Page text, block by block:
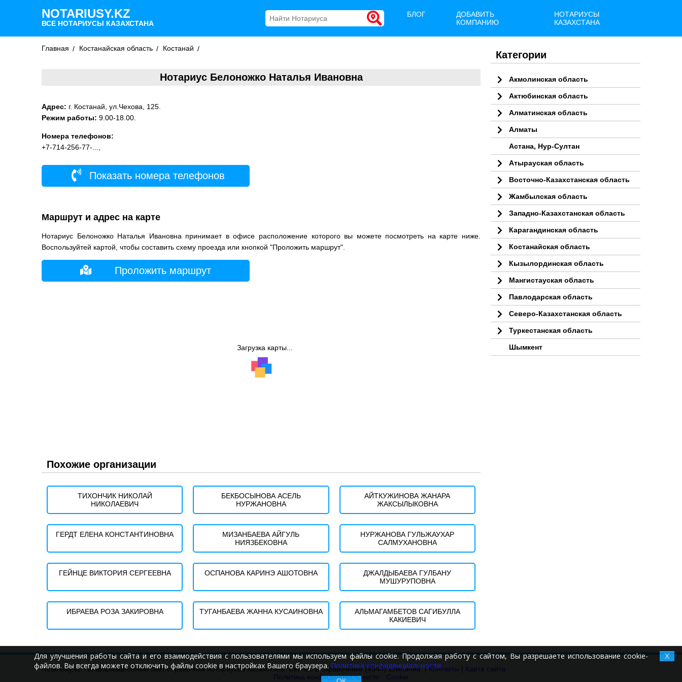
NOTARIUSY.KZ
ВСЕ НОТАРИУСЫ КАЗАХСТАНА
БЛОГ
ДОБАВИТЬ
КОМПАНИЮ
НОТАРИУСЫ
КАЗАХСТАНА
Главная Костанайская область Костанай
Нотариус Белоножко Наталья Ивановна
Адрес: г. Костанай, ул.Чехова, 125.
Режим работы: 9.00-18.00.
Номера телефонов:
+7-714-256-77-...,
Показать номера телефонов
Маршрут и адрес на карте
Нотариус Белоножко Наталья Ивановна принимает в офисе расположение которого вы можете посмотреть на карте ниже.
Воспользуйтей картой, чтобы составить схему проезда или кнопкой "Проложить маршрут".
Проложить маршрут
Загрузка карты...
Похожие организации
ТИХОНЧИК НИКОЛАЙ
НИКОЛАЕВИЧ
БЕКБОСЫНОВА АСЕЛЬ
НУРЖАНОВНА
АЙТКУЖИНОВА ЖАНАРА
ЖАКСЫЛЫКОВНА
ГЕРДТ ЕЛЕНА КОНСТАНТИНОВНА
МИЗАНБАЕВА АЙГУЛЬ
НИЯЗБЕКОВНА
НУРЖАНОВА ГУЛЬЖАУХАР
САЛМУХАНОВНА
ГЕЙНЦЕ ВИКТОРИЯ СЕРГЕЕВНА ОСПАНОВА КАРИНЭ АШОТОВНА
ДЖАЛДЫБАЕВА ГУЛБАНУ
МУШУРУПОВНА
ИБРАЕВА РОЗА ЗАКИРОВНА ТУГАНБАЕВА ЖАННА КУСАИНОВНА
АЛЬМАГАМБЕТОВ САГИБУЛЛА
КАКИЕВИЧ
Категории
Акмолинская область
Актюбинская область
Алматинская область
Алматы
Астана, Нур-Султан
Атырауская область
Восточно-Казахстанская область
Жамбылская область
Западно-Казахстанская область
Карагандинская область
Костанайская область
Кызылординская область
Мангистауская область
Павлодарская область
Северо-Казахстанская область
Туркестанская область
Шымкент
Notariusy.kz - информационный сайт справочник нотариусов Казахстана. Сейчас в справочнике (4544) компаний. |Контакты
Карта сайта
Политика конфиденциальности
Cookie
Для улучшения работы сайта и его взаимодействия с пользователями мы используем файлы cookie. Продолжая работу с сайтом, Вы разрешаете использование cookie-
файлов. Вы всегда можете отключить файлы cookie в настройках Вашего браузера. Политика конфиденциальности
X